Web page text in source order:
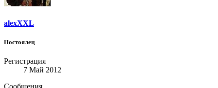
alexXXL
Постоялец
Регистрация
7 Май 2012
Сообщения